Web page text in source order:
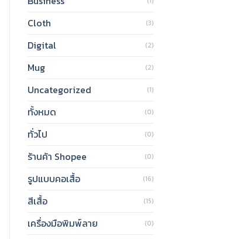
Cloth (3)
Digital (2)
Mug (2)
Uncategorized (1)
ทั้งหมด (0)
ทั่วไป (0)
ร้านค้า Shopee (0)
รูปแบบคอเสื้อ (16)
สีเสื้อ (15)
เครื่องมือพิมพ์ลาย (0)